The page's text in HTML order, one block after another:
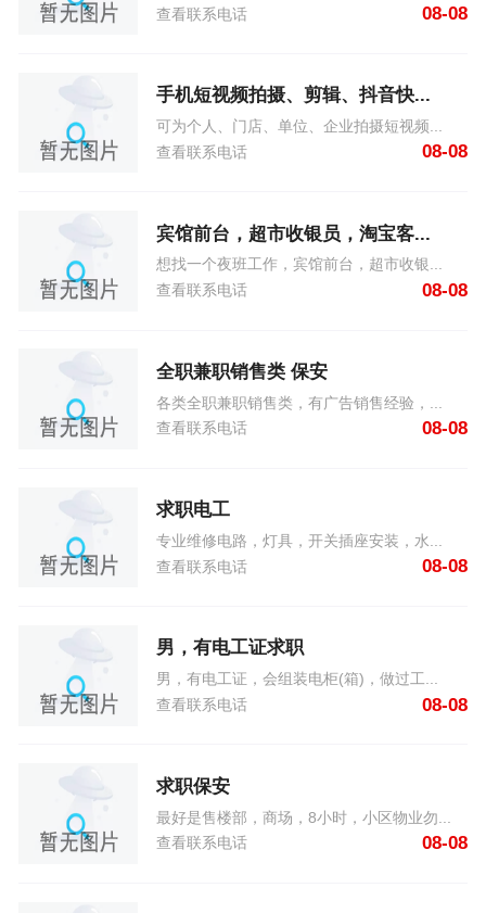
查看联系电话
08-08
手机短视频拍摄、剪辑、抖音快...
可为个人、门店、单位、企业拍摄短视频...
查看联系电话
08-08
宾馆前台，超市收银员，淘宝客...
想找一个夜班工作，宾馆前台，超市收银...
查看联系电话
08-08
全职兼职销售类 保安
各类全职兼职销售类，有广告销售经验，...
查看联系电话
08-08
求职电工
专业维修电路，灯具，开关插座安装，水...
查看联系电话
08-08
男，有电工证求职
男，有电工证，会组装电柜(箱)，做过工...
查看联系电话
08-08
求职保安
最好是售楼部，商场，8小时，小区物业勿...
查看联系电话
08-08